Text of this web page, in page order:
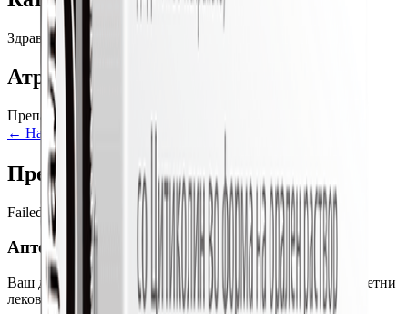
Здравје на очи
Атрибути
Препарати за очи
← Назад кон производи
Додај во кошничка
Препорачани производи
Failed to fetch
Аптека Хигија
Ваш доверлив партнер за здравје и благосостојба. Квалитетни
лекови и професионални совети.